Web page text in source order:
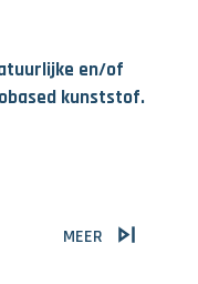
en/of
kunststof.
MEER